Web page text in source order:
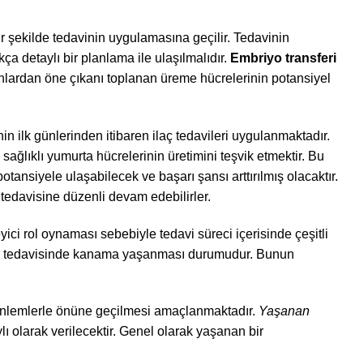
şekilde tedavinin uygulamasına geçilir. Tedavinin
detaylı bir planlama ile ulaşılmalıdır. Embriyo transferi
öne çıkanı toplanan üreme hücrelerinin potansiyel
ilk günlerinden itibaren ilaç tedavileri uygulanmaktadır.
yumurta hücrelerinin üretimini teşvik etmektir. Bu
ulaşabilecek ve başarı şansı arttırılmış olacaktır.
düzenli devam edebilirler.
rol oynaması sebebiyle tedavi süreci içerisinde çeşitli
kanama yaşanması durumudur. Bunun
önüne geçilmesi amaçlanmaktadır. Yaşanan
olarak verilecektir. Genel olarak yaşanan bir